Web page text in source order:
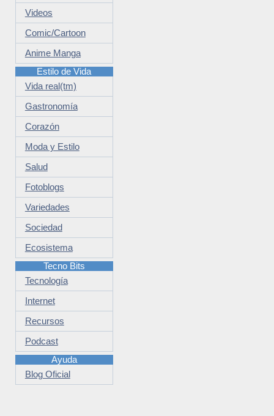
Videos
Comic/Cartoon
Anime Manga
Estilo de Vida
Vida real(tm)
Gastronomía
Corazón
Moda y Estilo
Salud
Fotoblogs
Variedades
Sociedad
Ecosistema
Tecno Bits
Tecnología
Internet
Recursos
Podcast
Ayuda
Blog Oficial